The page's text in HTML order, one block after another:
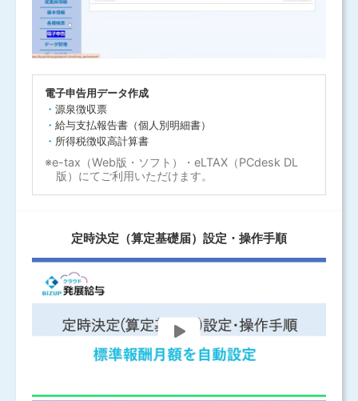
電子申告用データ作成
源泉徴収票
給与支払報告書（個人別明細書）
所得税徴収高計算書
e-tax（Web版・ソフト）・eLTAX（PCdesk DL
版）にてご利用いただけます。
定時決定（算定基礎届）設定・操作手順